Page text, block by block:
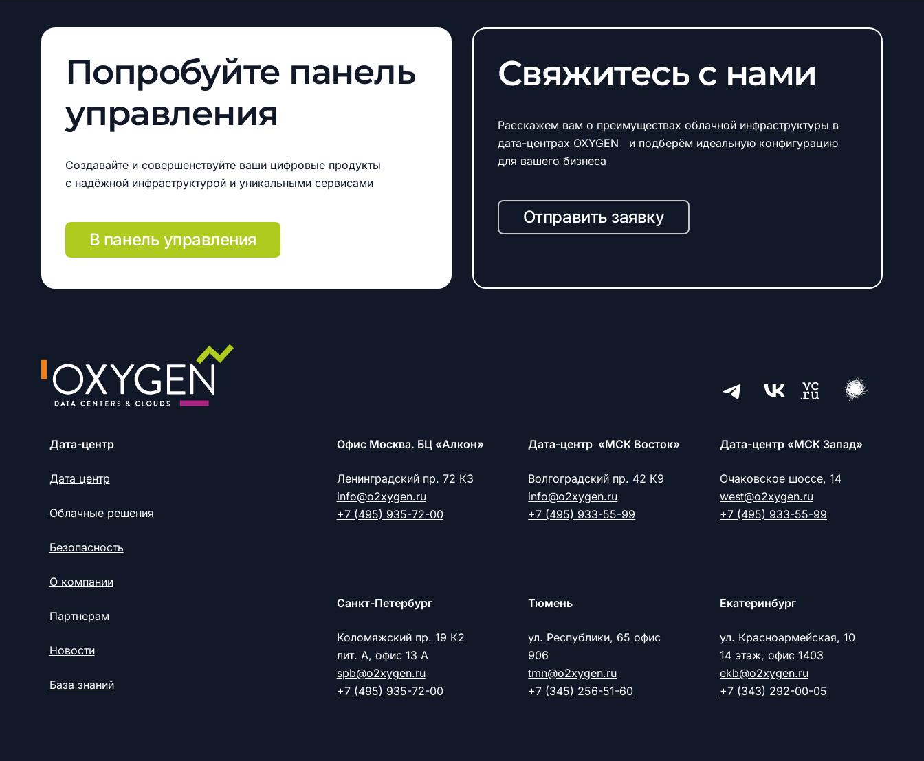
Попробуйте панель
управления
Создавайте и совершенствуйте ваши цифровые продукты
с надёжной инфраструктурой и уникальными сервисами
В панель управления
Свяжитесь с нами
Расскажем вам о преимуществах облачной инфраструктуры в
дата-центрах OXYGEN и подберём идеальную конфигурацию
для вашего бизнеса
Отправить заявку
Дата-центр
Дата центр
Облачные решения
Безопасность
О компании
Партнерам
Новости
База знаний
Офис Москва. БЦ «Алкон»
Ленинградский пр. 72 К3
info@o2xygen.ru
+7 (495) 935-72-00
Дата-центр «МСК Восток»
Волгоградский пр. 42 К9
info@o2xygen.ru
+7 (495) 933-55-99
Дата-центр «МСК Запад»
Очаковское шоссе, 14
west@o2xygen.ru
+7 (495) 933-55-99
Cанкт-Петербург
Коломяжский пр. 19 К2
лит. А, офис 13 А
spb@o2xygen.ru
+7 (495) 935-72-00
Тюмень
ул. Республики, 65 офис
906
tmn@o2xygen.ru
+7 (345) 256-51-60
Екатеринбург
ул. Красноармейская, 10
14 этаж, офис 1403
ekb@o2xygen.ru
+7 (343) 292-00-05